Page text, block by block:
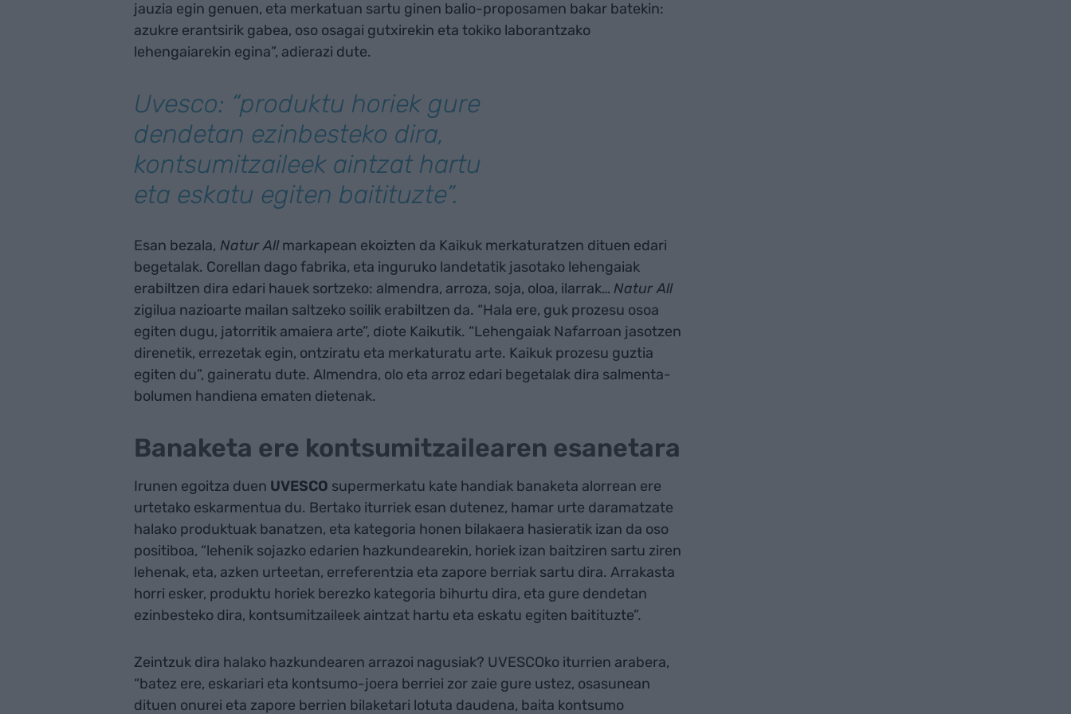
jauzia egin genuen, eta merkatuan sartu ginen balio-proposamen bakar batekin:
azukre erantsirik gabea, oso osagai gutxirekin eta tokiko laborantzako
lehengaiarekin egina”, adierazi dute.
Uvesco: “produktu horiek gure
dendetan ezinbesteko dira,
kontsumitzaileek aintzat hartu
eta eskatu egiten baitituzte”.
Esan bezala, Natur Allmarkapean ekoizten da Kaikuk merkaturatzen dituen edari
begetalak. Corellan dago fabrika, eta inguruko landetatik jasotako lehengaiak
erabiltzen dira edari hauek sortzeko: almendra, arroza, soja, oloa, ilarrak… Natur All
zigilua nazioarte mailan saltzeko soilik erabiltzen da. “Hala ere, guk prozesu osoa
egiten dugu, jatorritik amaiera arte”, diote Kaikutik. “Lehengaiak Nafarroan jasotzen
direnetik, errezetak egin, ontziratu eta merkaturatu arte. Kaikuk prozesu guztia
egiten du”, gaineratu dute. Almendra, olo eta arroz edari begetalak dira salmenta-
bolumen handiena ematen dietenak.
Banaketa ere kontsumitzailearen esanetara
Irunen egoitza duen UVESCO supermerkatu kate handiak banaketa alorrean ere
urtetako eskarmentua du. Bertako iturriek esan dutenez, hamar urte daramatzate
halako produktuak banatzen, eta kategoria honen bilakaera hasieratik izan da oso
positiboa, “lehenik sojazko edarien hazkundearekin, horiek izan baitziren sartu ziren
lehenak, eta, azken urteetan, erreferentzia eta zapore berriak sartu dira. Arrakasta
horri esker, produktu horiek berezko kategoria bihurtu dira, eta gure dendetan
ezinbesteko dira, kontsumitzaileek aintzat hartu eta eskatu egiten baitituzte”.
Zeintzuk dira halako hazkundearen arrazoi nagusiak? UVESCOko iturrien arabera,
“batez ere, eskariari eta kontsumo-joera berriei zor zaie gure ustez, osasunean
dituen onurei eta zapore berrien bilaketari lotuta daudena, baita kontsumo